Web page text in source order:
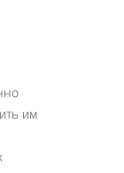
им